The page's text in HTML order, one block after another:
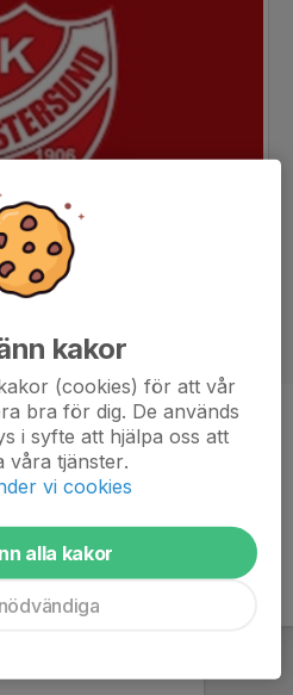
mail
kakor
(cookies) för att vår
bra för dig. De används
i syfte att hjälpa oss att
våra tjänster.
vi cookies
alla kakor